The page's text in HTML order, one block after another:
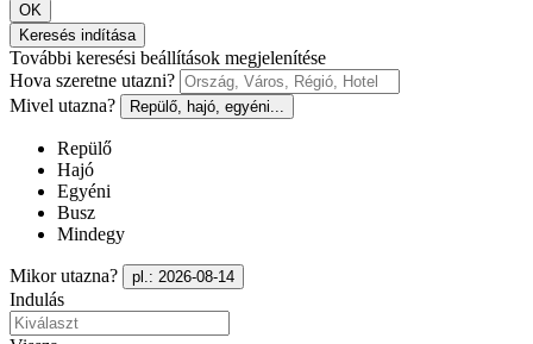
OK
Keresés indítása
További keresési beállítások megjelenítése
Hova szeretne utazni?
Mivel utazna?
Repülő, hajó, egyéni...
Repülő
Hajó
Egyéni
Busz
Mindegy
Mikor utazna? pl.: 2026-08-14
Indulás